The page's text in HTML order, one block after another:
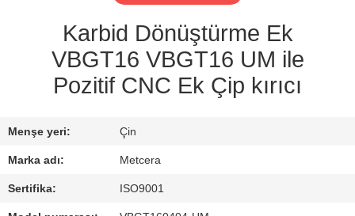
HABERLER
BIR
İNDIRIM
İSTE
Karbid Dönüştürme Ek
VBGT16 VBGT16 UM ile
Pozitif CNC Ek Çip kırıcı
Menşe yeri: Çin
Marka adı: Metcera
Sertifika: ISO9001